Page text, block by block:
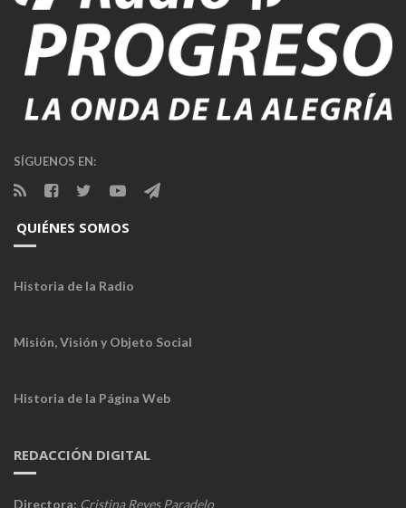
SÍGUENOS EN:
QUIÉNES SOMOS
Historia de la Radio
Misión, Visión y Objeto Social
Historia de la Página Web
REDACCIÓN DIGITAL
Directora: Cristina Reyes Paradelo